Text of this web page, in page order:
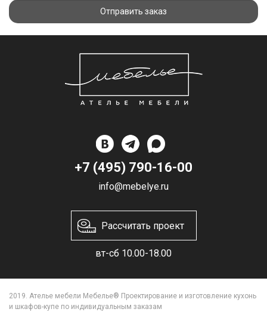
Отправить заказ
+7 (495) 790-16-00
info@mebelye.ru
Рассчитать проект
вт-сб 10.00-18.00
2019. Ателье мебели Мебелье® Проектирование и изготовление кухонь
и шкафов-купе по индивидуальным заказам